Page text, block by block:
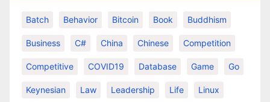
Batch Behavior Bitcoin Book Buddhism
Business C# China Chinese Competition
Competitive COVID19 Database Game Go
Keynesian Law Leadership Life Linux